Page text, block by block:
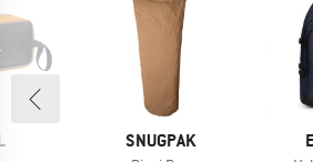
MARCHIO
SNUGPAK